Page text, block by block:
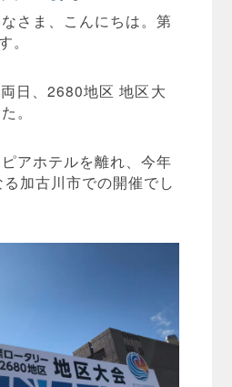
さま、こんにちは。第
。
日、2680地区 地区大
。
アホテルを離れ、今年
加古川市での開催でし